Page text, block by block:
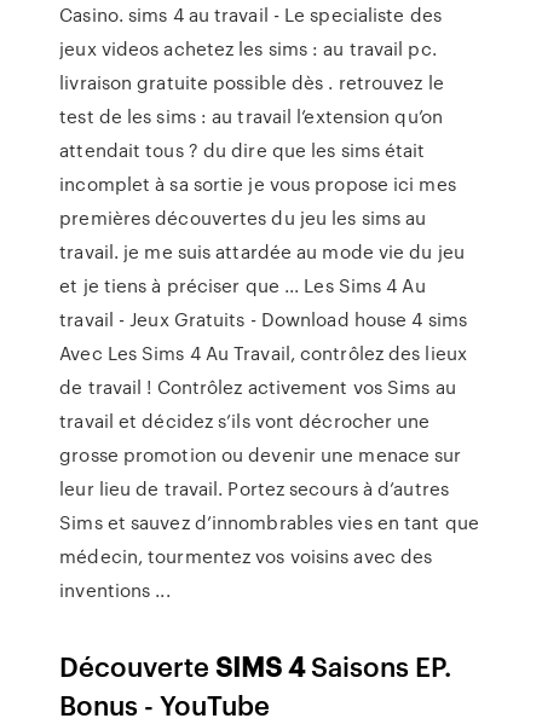
Casino. sims 4 au travail - Le specialiste des
jeux videos achetez les sims : au travail pc.
livraison gratuite possible dès . retrouvez le
test de les sims : au travail l’extension qu’on
attendait tous ? du dire que les sims était
incomplet à sa sortie je vous propose ici mes
premières découvertes du jeu les sims au
travail. je me suis attardée au mode vie du jeu
et je tiens à préciser que ... Les Sims 4 Au
travail - Jeux Gratuits - Download house 4 sims
Avec Les Sims 4 Au Travail, contrôlez des lieux
de travail ! Contrôlez activement vos Sims au
travail et décidez s’ils vont décrocher une
grosse promotion ou devenir une menace sur
leur lieu de travail. Portez secours à d’autres
Sims et sauvez d’innombrables vies en tant que
médecin, tourmentez vos voisins avec des
inventions ...
DécouverteSIMS4Saisons EP.
Bonus - YouTube